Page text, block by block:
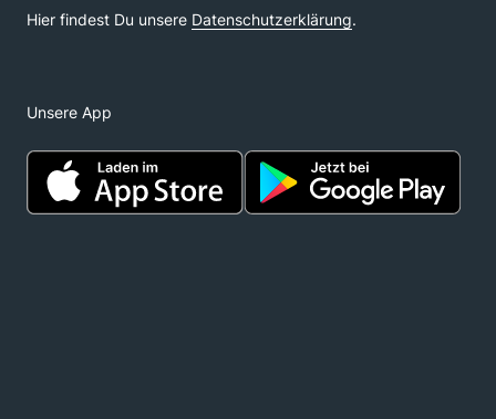
Unsere App